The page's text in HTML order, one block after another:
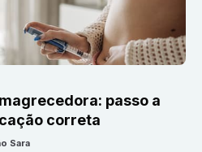
passo a
correta
Sara